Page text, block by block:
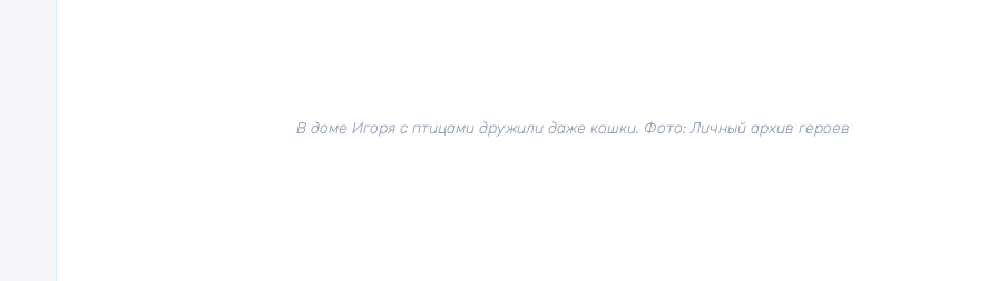
В доме Игоря с птицами дружили даже кошки. Фото: Личный архив героев